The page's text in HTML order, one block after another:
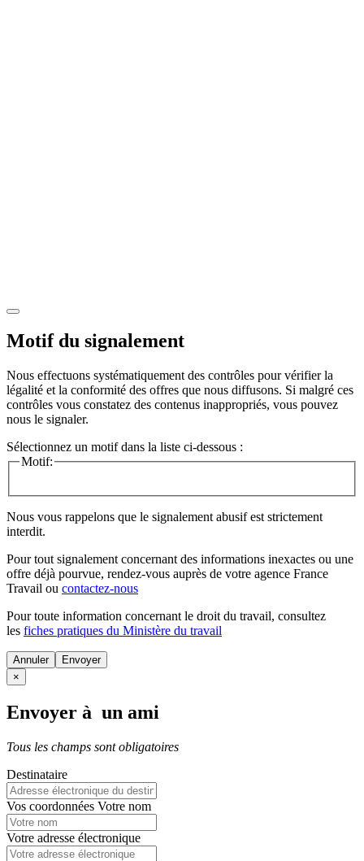
Motif du signalement
Nous effectuons systématiquement des contrôles pour vérifier la
légalité et la conformité des offres que nous diffusons. Si malgré ces
contrôles vous constatez des contenus inappropriés, vous pouvez
nous le signaler.
Sélectionnez un motif dans la liste ci-dessous :
Motif:
Nous vous rappelons que le signalement abusif est strictement
interdit.
Pour tout signalement concernant des informations inexactes ou une
offre déjà pourvue, rendez-vous auprès de votre agence France
Travail ou contactez-nous
Pour toute information concernant le droit du travail, consultez
les fiches pratiques du Ministère du travail
Annuler
×
Envoyer à un ami
Tous les champs sont obligatoires
Destinataire
Vos coordonnées Votre nom
Votre adresse électronique